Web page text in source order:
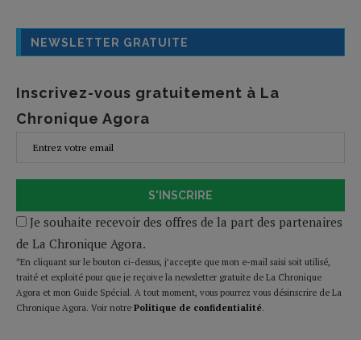
NEWSLETTER GRATUITE
Inscrivez-vous gratuitement à La
Chronique Agora
S'INSCRIRE
Je souhaite recevoir des offres de la part des partenaires
de La Chronique Agora.
*En cliquant sur le bouton ci-dessus, j’accepte que mon e-mail saisi soit utilisé,
traité et exploité pour que je reçoive la newsletter gratuite de La Chronique
Agora et mon Guide Spécial. A tout moment, vous pourrez vous désinscrire de La
Chronique Agora. Voir notre Politique de confidentialité.